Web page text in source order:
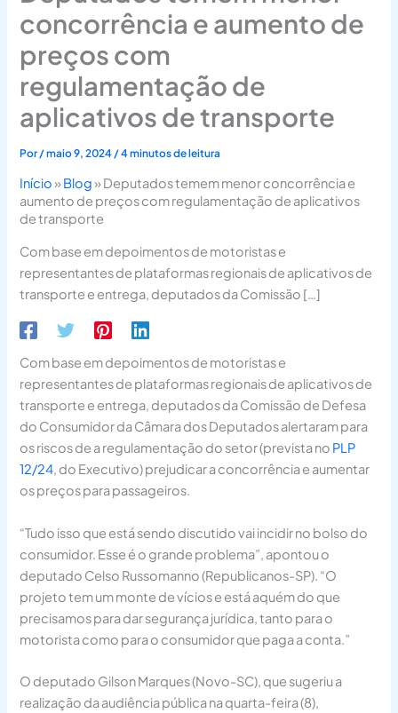
concorrência e aumento de
preços com
regulamentação de
aplicativos de transporte
Por/maio 9, 2024 /4 minutos de leitura
Início» Blog» Deputados temem menor concorrência e
aumento de preços com regulamentação de aplicativos
de transporte
Com base em depoimentos de motoristas e
representantes de plataformas regionais de aplicativos de
transporte e entrega, deputados da Comissão […]
Com base em depoimentos de motoristas e
representantes de plataformas regionais de aplicativos de
transporte e entrega, deputados da Comissão de Defesa
do Consumidor da Câmara dos Deputados alertaram para
os riscos de a regulamentação do setor (prevista no PLP
12/24, do Executivo) prejudicar a concorrência e aumentar
os preços para passageiros.
“Tudo isso que está sendo discutido vai incidir no bolso do
consumidor. Esse é o grande problema”, apontou o
deputado Celso Russomanno (Republicanos-SP). “O
projeto tem um monte de vícios e está aquém do que
precisamos para dar segurança jurídica, tanto para o
motorista como para o consumidor que paga a conta.”
O deputado Gilson Marques (Novo-SC), que sugeriu a
realização da audiência pública na quarta-feira (8),